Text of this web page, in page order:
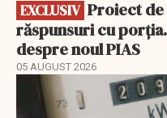
EXCLUSIV
răspunsuri cu porția.
despre noul PIAS
05 AUGUST 2026